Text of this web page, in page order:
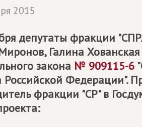
2015
депутаты фракции
Галина
закона № 909115-6
Российской Федерации".
фракции "СР" в